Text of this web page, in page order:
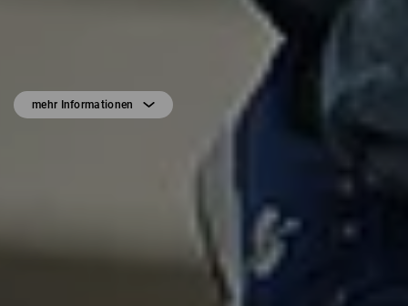
mehr Informationen